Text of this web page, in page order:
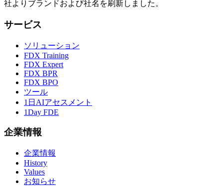
社よりブランドおよび社名を刷新しました。
サービス
ソリューション
FDX Training
FDX Expert
FDX BPR
FDX BPO
ツール
1日AIアセスメント
1Day FDE
企業情報
企業情報
History
Values
お知らせ